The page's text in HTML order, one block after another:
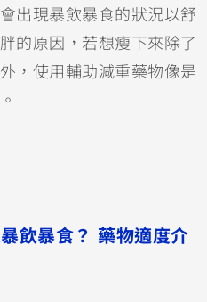
出現暴飲暴食的狀況以舒
的原因，若想瘦下來除了
，使用輔助減重藥物像是
飲暴食？ 藥物適度介